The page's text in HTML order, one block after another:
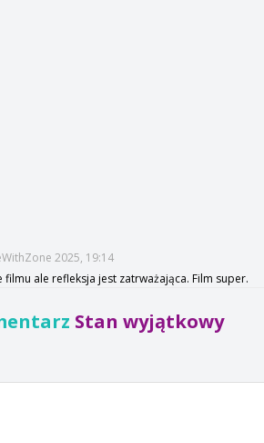
2025, 19:14
filmu ale refleksja jest zatrważająca. Film super.
Stan wyjątkowy